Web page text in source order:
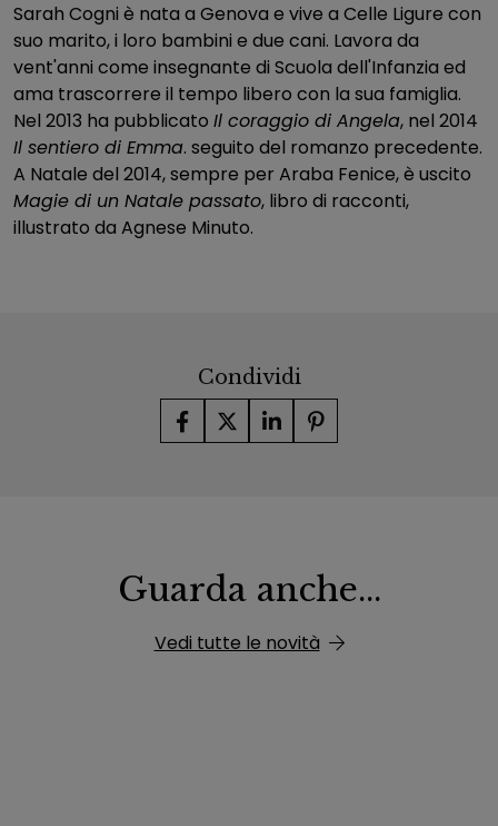
Sarah Cogni è nata a Genova e vive a Celle Ligure con
suo marito, i loro bambini e due cani. Lavora da
vent'anni come insegnante di Scuola dell'Infanzia ed
ama trascorrere il tempo libero con la sua famiglia.
Nel 2013 ha pubblicato Il coraggio di Angela, nel 2014
Il sentiero di Emma. seguito del romanzo precedente.
A Natale del 2014, sempre per Araba Fenice, è uscito
Magie di un Natale passato, libro di racconti,
illustrato da Agnese Minuto.
Condividi
Guarda anche...
Vedi tutte le novità